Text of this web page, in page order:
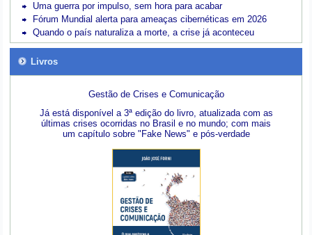
Uma guerra por impulso, sem hora para acabar
Fórum Mundial alerta para ameaças cibernéticas em 2026
Quando o país naturaliza a morte, a crise já aconteceu
Livros
Gestão de Crises e Comunicação
Já está disponível a 3ª edição do livro, atualizada com as
últimas crises ocorridas no Brasil e no mundo; com mais
um capítulo sobre "Fake News" e pós-verdade